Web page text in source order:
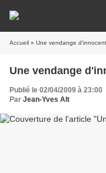
Accueil » Une vendange
Une vendange
Publié le 02/04/2009 à 23:00
Par Jean-Yves Alt